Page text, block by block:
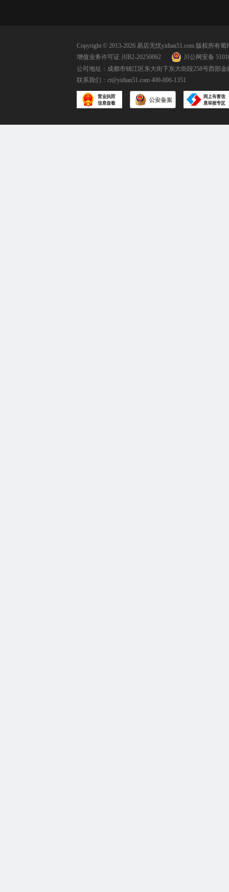
Copyright © 2013-2026 易店无忧yidian51.com 版权所有蜀
增值业务许可证 川B2-20250062
川公网安备
公司地址：成都市锦江区东大街下东大街段258号西部金
联系我们： ct@yidian51.com 400-006-1351